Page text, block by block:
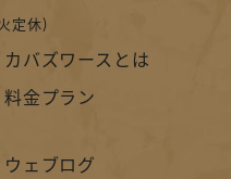
定休)
カバズワースとは
料金プラン
ウェブログ